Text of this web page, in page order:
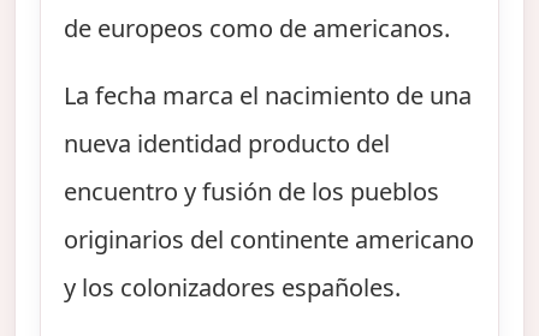
de europeos como de americanos.
La fecha marca el nacimiento de una
nueva identidad producto del
encuentro y fusión de los pueblos
originarios del continente americano
y los colonizadores españoles.